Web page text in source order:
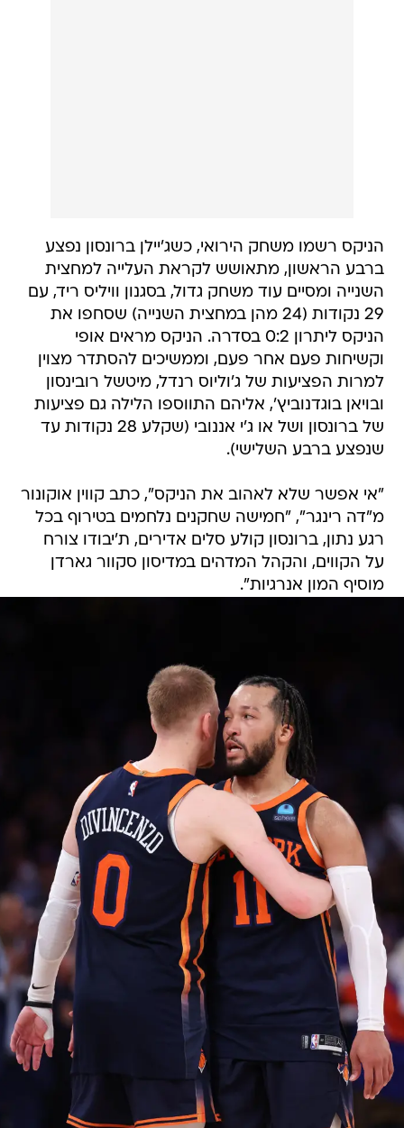
הניקס רשמו משחק הירואי, כשג'יילן ברונסון נפצע
ברבע הראשון, מתאושש לקראת העלייה למחצית
השנייה ומסיים עוד משחק גדול, בסגנון וויליס ריד, עם
29 נקודות (24 מהן במחצית השנייה) שסחפו את
הניקס ליתרון 0:2 בסדרה. הניקס מראים אופי
וקשיחות פעם אחר פעם, וממשיכים להסתדר מצוין
למרות הפציעות של ג'וליוס רנדל, מיטשל רובינסון
ובויאן בוגדנוביץ', אליהם התווספו הלילה גם פציעות
של ברונסון ושל או ג'י אננובי (שקלע 28 נקודות עד
שנפצע ברבע השלישי).
"אי אפשר שלא לאהוב את הניקס", כתב קווין אוקונור
מ"דה רינגר", "חמישה שחקנים נלחמים בטירוף בכל
רגע נתון, ברונסון קולע סלים אדירים, ת'יבודו צורח
על הקווים, והקהל המדהים במדיסון סקוור גארדן
מוסיף המון אנרגיות".